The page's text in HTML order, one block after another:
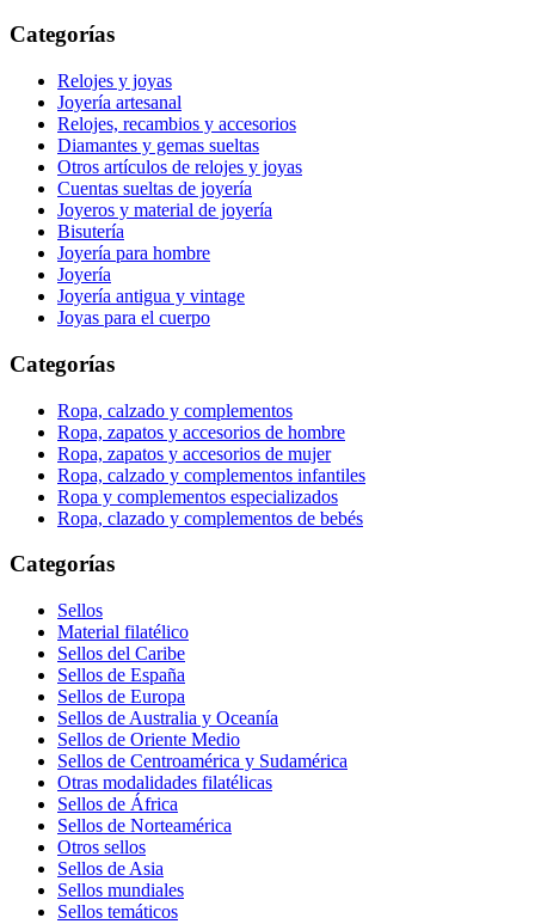
Categorías
Relojes y joyas
Joyería artesanal
Relojes, recambios y accesorios
Diamantes y gemas sueltas
Otros artículos de relojes y joyas
Cuentas sueltas de joyería
Joyeros y material de joyería
Bisutería
Joyería para hombre
Joyería
Joyería antigua y vintage
Joyas para el cuerpo
Categorías
Ropa, calzado y complementos
Ropa, zapatos y accesorios de hombre
Ropa, zapatos y accesorios de mujer
Ropa, calzado y complementos infantiles
Ropa y complementos especializados
Ropa, clazado y complementos de bebés
Categorías
Sellos
Material filatélico
Sellos del Caribe
Sellos de España
Sellos de Europa
Sellos de Australia y Oceanía
Sellos de Oriente Medio
Sellos de Centroamérica y Sudamérica
Otras modalidades filatélicas
Sellos de África
Sellos de Norteamérica
Otros sellos
Sellos de Asia
Sellos mundiales
Sellos temáticos